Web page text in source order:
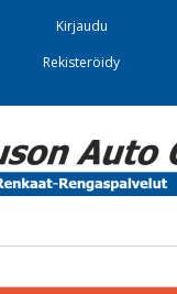
Kirjaudu
Rekisteröidy